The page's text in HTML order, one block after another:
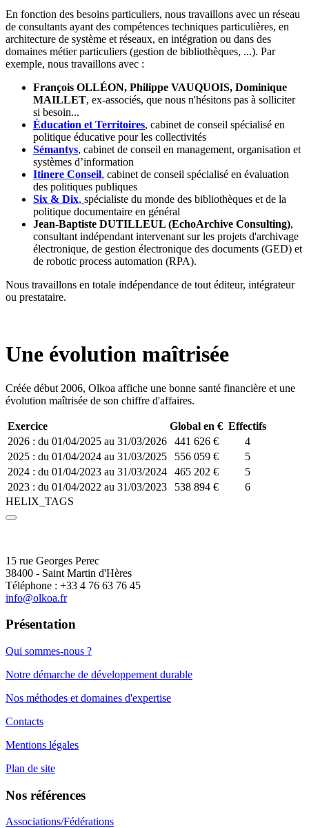
En fonction des besoins particuliers, nous travaillons avec un réseau
de consultants ayant des compétences techniques particulières, en
architecture de système et réseaux, en intégration ou dans des
domaines métier particuliers (gestion de bibliothèques, ...). Par
exemple, nous travaillons avec :
François OLLÉON, Philippe VAUQUOIS, Dominique
MAILLET, ex-associés, que nous n'hésitons pas à solliciter
si besoin...
Éducation et Territoires, cabinet de conseil spécialisé en
politique éducative pour les collectivités
Sémantys, cabinet de conseil en management, organisation et
systèmes d’information
Itinere Conseil, cabinet de conseil spécialisé en évaluation
des politiques publiques
Six & Dix, spécialiste du monde des bibliothèques et de la
politique documentaire en général
Jean-Baptiste DUTILLEUL (EchoArchive Consulting),
consultant indépendant intervenant sur les projets d'archivage
électronique, de gestion électronique des documents (GED) et
de robotic process automation (RPA).
Nous travaillons en totale indépendance de tout éditeur, intégrateur
ou prestataire.
Une évolution maîtrisée
Créée début 2006, Olkoa affiche une bonne santé financière et une
évolution maîtrisée de son chiffre d'affaires.
Exercice Global en € Effectifs
2026 : du 01/04/2025 au 31/03/2026
441 626 €
4
2025 : du 01/04/2024 au 31/03/2025
556 059 €
5
2024 : du 01/04/2023 au 31/03/2024
465 202 €
5
2023 : du 01/04/2022 au 31/03/2023
538 894 €
6
HELIX_TAGS
15 rue Georges Perec
38400 - Saint Martin d'Hères
Téléphone : +33 4 76 63 76 45
info@olkoa.fr
Présentation
Qui sommes-nous ?
Notre démarche de développement durable
Nos méthodes et domaines d'expertise
Contacts
Mentions légales
Plan de site
Nos références
Associations/Fédérations